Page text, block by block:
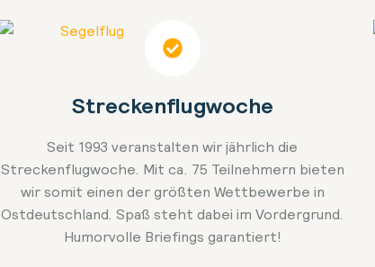
Streckenflugwoche
Seit 1993 veranstalten wir jährlich die
Streckenflugwoche. Mit ca. 75 Teilnehmern bieten
wir somit einen der größten Wettbewerbe in
Ostdeutschland. Spaß steht dabei im Vordergrund.
Humorvolle Briefings garantiert!